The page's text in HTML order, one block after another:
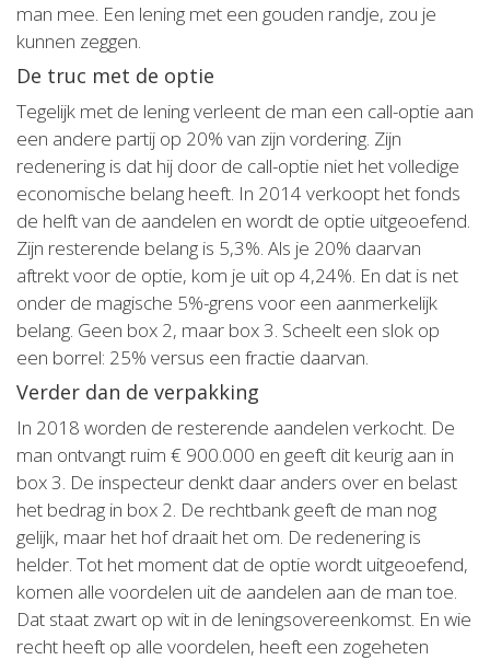
man mee. Een lening met een gouden randje, zou je
kunnen zeggen.
De truc met de optie
Tegelijk met de lening verleent de man een call-optie aan
een andere partij op 20% van zijn vordering. Zijn
redenering is dat hij door de call-optie niet het volledige
economische belang heeft. In 2014 verkoopt het fonds
de helft van de aandelen en wordt de optie uitgeoefend.
Zijn resterende belang is 5,3%. Als je 20% daarvan
aftrekt voor de optie, kom je uit op 4,24%. En dat is net
onder de magische 5%-grens voor een aanmerkelijk
belang. Geen box 2, maar box 3. Scheelt een slok op
een borrel: 25% versus een fractie daarvan.
Verder dan de verpakking
In 2018 worden de resterende aandelen verkocht. De
man ontvangt ruim € 900.000 en geeft dit keurig aan in
box 3. De inspecteur denkt daar anders over en belast
het bedrag in box 2. De rechtbank geeft de man nog
gelijk, maar het hof draait het om. De redenering is
helder. Tot het moment dat de optie wordt uitgeoefend,
komen alle voordelen uit de aandelen aan de man toe.
Dat staat zwart op wit in de leningsovereenkomst. En wie
recht heeft op alle voordelen, heeft een zogeheten